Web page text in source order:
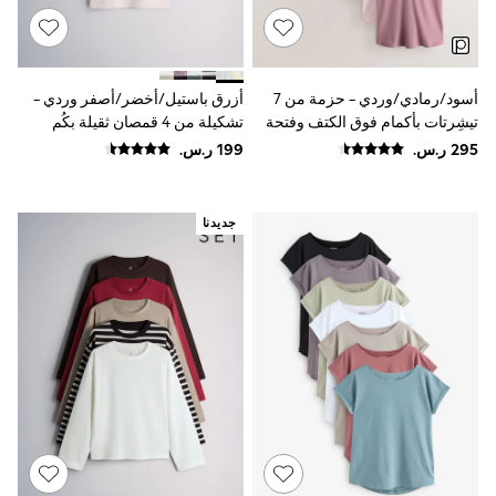
Smiggle
Eastpak
Belts
Jumpers
Polo Shirts
All Girls Sports & Swimwear
Lunchboxes
Caps
Bags
Blouses
Shirts
Polo Shirts
GIRLS
E-Gift Card
New In
New In from Next
6-8 years
أسود/رمادي/وردي - حزمة من 7
تيشِرتات بأكمام فوق الكتف وفتحة
رقبة حرف V
أزرق باستيل/أخضر/أصفر وردي -
تشكيلة من 4 قمصان ثقيلة بكُم
قصير من The Set
جديدنا